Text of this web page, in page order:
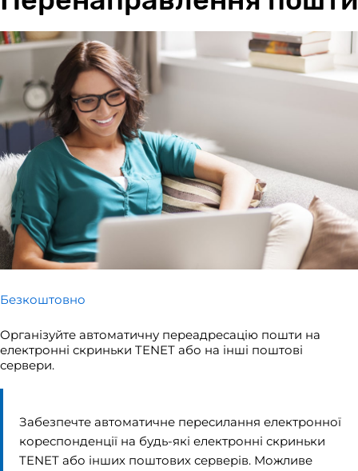
Безкоштовно
Організуйте автоматичну переадресацію пошти на
електронні скриньки TENET або на інші поштові
сервери.
Забезпечте автоматичне пересилання електронної
кореспонденції на будь-які електронні скриньки
TENET або інших поштових серверів. Можливе